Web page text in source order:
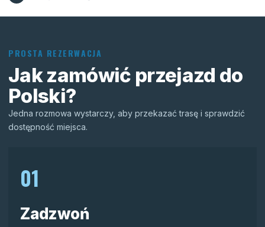
PROSTA REZERWACJA
Jak zamówić przejazd do
Polski?
Jedna rozmowa wystarczy, aby przekazać trasę i sprawdzić
dostępność miejsca.
01
Zadzwoń